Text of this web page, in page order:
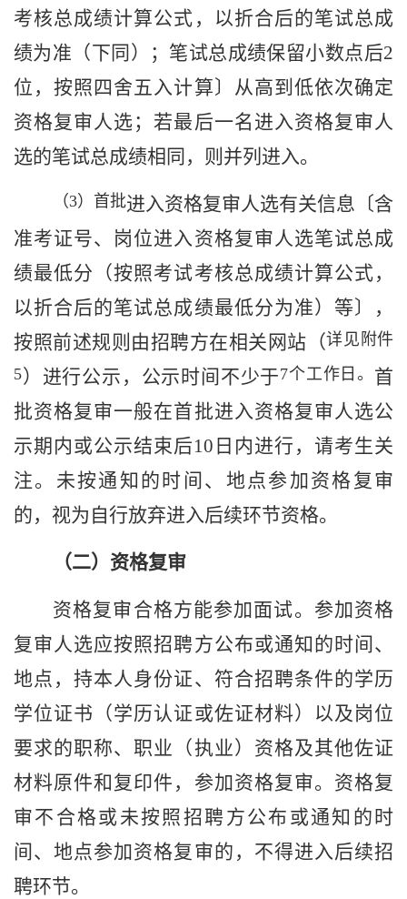
考核总成绩计算公式，以折合后的笔试总成
绩为准（下同）；笔试总成绩保留小数点后2
位，按照四舍五入计算〕从高到低依次确定
资格复审人选 ；若最后一名进入资格复审人
选的笔试总成绩相同，则并列进入。
（3）首批进入资格复审人选有关信息〔含
准考证号、岗位进入资格复审人选笔试总成
绩最低分（按照考试考核总成绩计算公式，
以折合后的笔试总成绩最低分为准）等〕
，
按照前述规则 由招聘方在相关网站（详见附件
5）进行公示 ，公示时间不少于7个工作日。 首
批资格复审一般在首批进入资格复审人选公
示期内或公示结束后10 日内进行，请考生关
注。未按通知的时间、地点参加资格复审
的，视为自行放弃进入后续环节资格。
（二）资格复审
资格复审合格方能参加面试。参加资格
复审人选应按照招聘方公布或通知的时间 、
地点，持本人身份证、 符合招聘条件的学历
学位证书（学历认证或佐证材料） 以及岗位
要求的职称、职业（执业）资格及其他佐证
材料原件和复印件， 参加资格复审。 资格复
审不合格或未按照招聘方公布或通知的时
间、地点参加资格复审的，不得进入后续招
聘环节。